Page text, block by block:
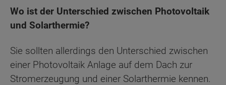
Wo ist der Unterschied zwischen Photovoltaik
und Solarthermie?
Sie sollten allerdings den Unterschied zwischen
einer Photovoltaik Anlage auf dem Dach zur
Stromerzeugung und einer Solarthermie kennen.